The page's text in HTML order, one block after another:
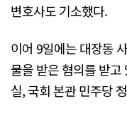
변호사도 기소했다.
이어 9일에는 대장동
물을 받은 혐의를 받
실, 국회 본관 민주당